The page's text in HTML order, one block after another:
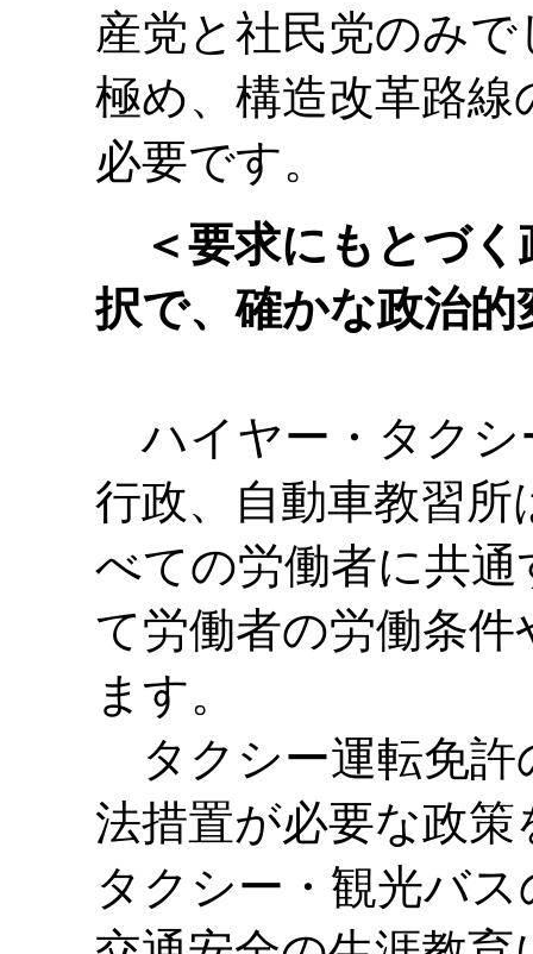
産党と社民党のみ
極め、構造改革路
必要です。
＜要求にもとづく
択で、確かな政治的
ハイヤー・タクシ
行政、自動車教習
べての労働者に共
て労働者の労働条
ます。
タクシー運転免許
法措置が必要な政
タクシー・観光バ